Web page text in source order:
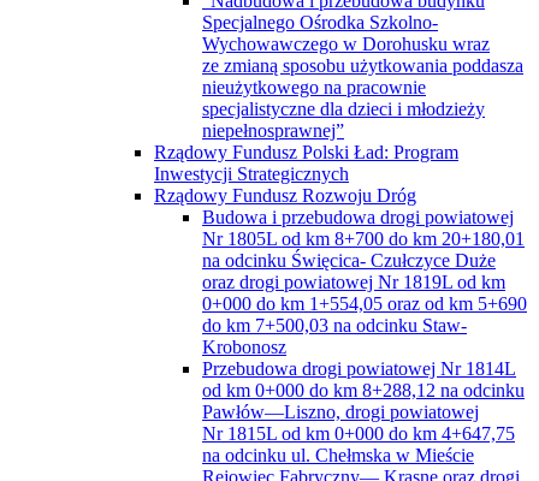
Specjalnego Ośrodka Szkolno-
Wychowawczego w Dorohusku wraz
ze zmianą sposobu użytkowania poddasza
nieużytkowego na pracownie
specjalistyczne dla dzieci i młodzieży
niepełnosprawnej”
Rządowy Fundusz Polski Ład: Program
Inwestycji Strategicznych
Rządowy Fundusz Rozwoju Dróg
Budowa i przebudowa drogi powiatowej
Nr 1805L od km 8+700 do km 20+180,01
na odcinku Święcica- Czułczyce Duże
oraz drogi powiatowej Nr 1819L od km
0+000 do km 1+554,05 oraz od km 5+690
do km 7+500,03 na odcinku Staw-
Krobonosz
Przebudowa drogi powiatowej Nr 1814L
od km 0+000 do km 8+288,12 na odcinku
Pawłów—Liszno, drogi powiatowej
Nr 1815L od km 0+000 do km 4+647,75
na odcinku ul. Chełmska w Mieście
Rejowiec Fabryczny— Krasne oraz drogi